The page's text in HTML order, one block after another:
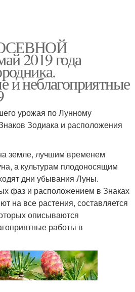
2019 года
и неблагоприятные
урожая по Лунному
Зодиака и расположения
земле, лучшим временем
а культурам плодоносящим
дни убывания Луны.
фаз и расположением в Знаках
на все растения, составляется
описываются
работы в